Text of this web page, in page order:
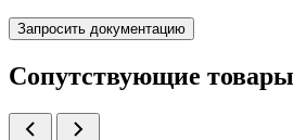
Запросить документацию
Сопутствующие товары